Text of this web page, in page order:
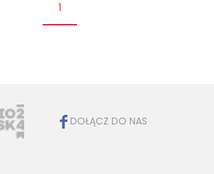
1
DOŁĄCZ DO NAS